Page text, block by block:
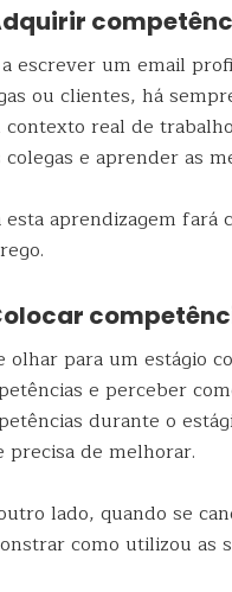
a escrever um email
ou clientes, há
real de
colegas e aprender as
esta aprendizagem
olhar para um estágio
e perceber
durante o
precisa de melhorar.
lado, quando se
como utilizou as